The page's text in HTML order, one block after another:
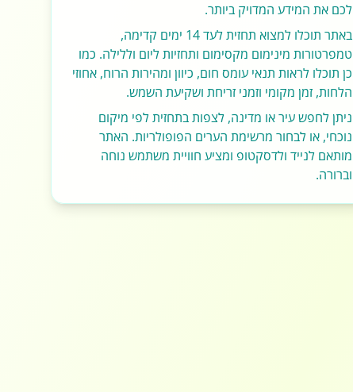
לכם את המידע המדויק ביותר.
באתר תוכלו למצוא תחזית לעד 14 ימים קדימה,
טמפרטורות מינימום מקסימום ותחזיות ליום וללילה. כמו
כן תוכלו לראות תנאי עומס חום, כיוון ומהירות הרוח, אחוזי
הלחות, זמן מקומי וזמני זריחת ושקיעת השמש.
ניתן לחפש עיר או מדינה, לצפות בתחזית לפי מיקום
נוכחי, או לבחור מרשימת הערים הפופולריות. האתר
מותאם לנייד ולדסקטופ ומציע חוויית משתמש נוחה
וברורה.